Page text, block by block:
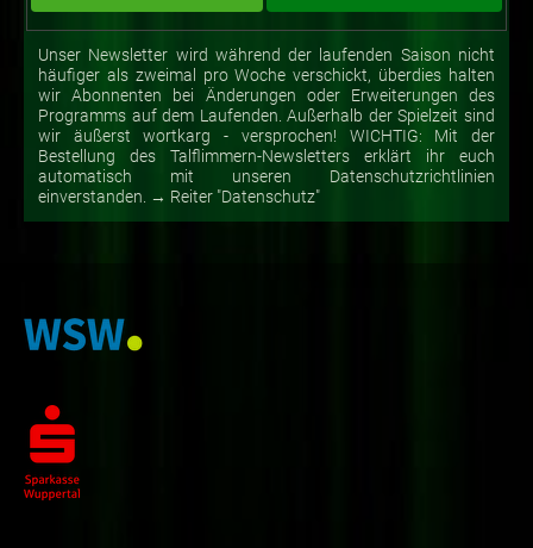
Unser Newsletter wird während der laufenden Saison nicht
häufiger als zweimal pro Woche verschickt, überdies halten
wir Abonnenten bei Änderungen oder Erweiterungen des
Programms auf dem Laufenden. Außerhalb der Spielzeit sind
wir äußerst wortkarg - versprochen! WICHTIG: Mit der
Bestellung des Talflimmern-Newsletters erklärt ihr euch
automatisch mit unseren Datenschutzrichtlinien
einverstanden. → Reiter "Datenschutz"